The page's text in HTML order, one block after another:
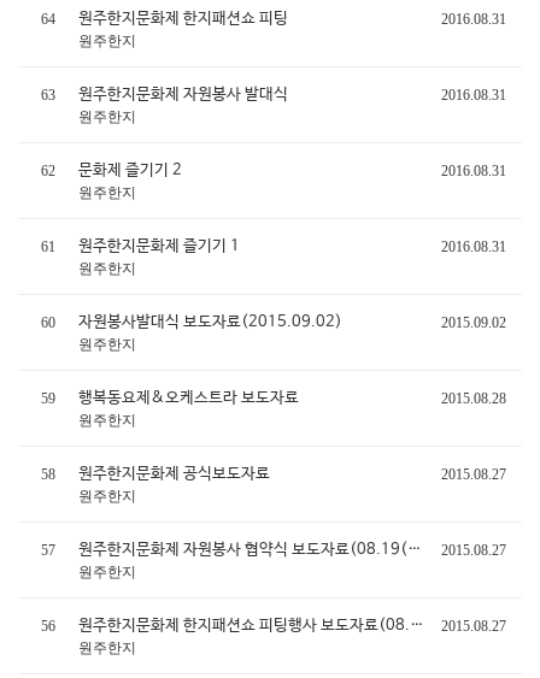
64 원주한지문화제 한지패션쇼 피팅
2016.08.31
원주한지
63 원주한지문화제 자원봉사 발대식
2016.08.31
원주한지
62 문화제 즐기기 2
2016.08.31
원주한지
61 원주한지문화제 즐기기 1
2016.08.31
원주한지
60 자원봉사발대식 보도자료(2015.09.02)
2015.09.02
원주한지
59 행복동요제&오케스트라 보도자료
2015.08.28
원주한지
58 원주한지문화제 공식보도자료
2015.08.27
원주한지
57 원주한지문화제 자원봉사 협약식 보도자료(08.19(수))
2015.08.27
원주한지
56 원주한지문화제 한지패션쇼 피팅행사 보도자료(08.18(화))
2015.08.27
원주한지